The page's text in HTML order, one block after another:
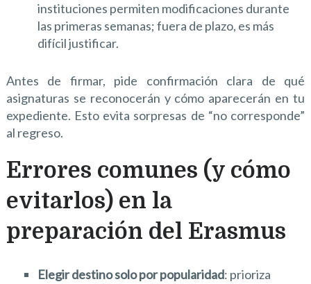
instituciones permiten modificaciones durante
las primeras semanas; fuera de plazo, es más
difícil justificar.
Antes de firmar, pide confirmación clara de qué
asignaturas se reconocerán y cómo aparecerán en tu
expediente. Esto evita sorpresas de “no corresponde”
al regreso.
Errores comunes (y cómo
evitarlos) en la
preparación del Erasmus
Elegir destino solo por popularidad: prioriza